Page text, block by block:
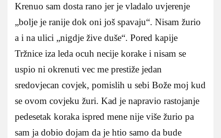
Krenuo sam dosta rano jer je vladalo uvjerenje
„bolje je ranije dok oni još spavaju“. Nisam žurio
a i na ulici „nigdje žive duše“. Pored kapije
Tržnice iza leda ocuh necije korake i nisam se
uspio ni okrenuti vec me prestiže jedan
sredovjecan covjek, pomislih u sebi Bože moj kud
se ovom covjeku žuri. Kad je napravio rastojanje
pedesetak koraka ispred mene nije više žurio pa
sam ja dobio dojam da je htio samo da bude